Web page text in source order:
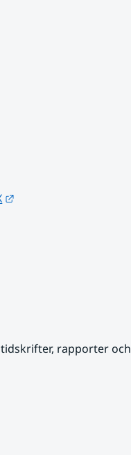
rapporter och